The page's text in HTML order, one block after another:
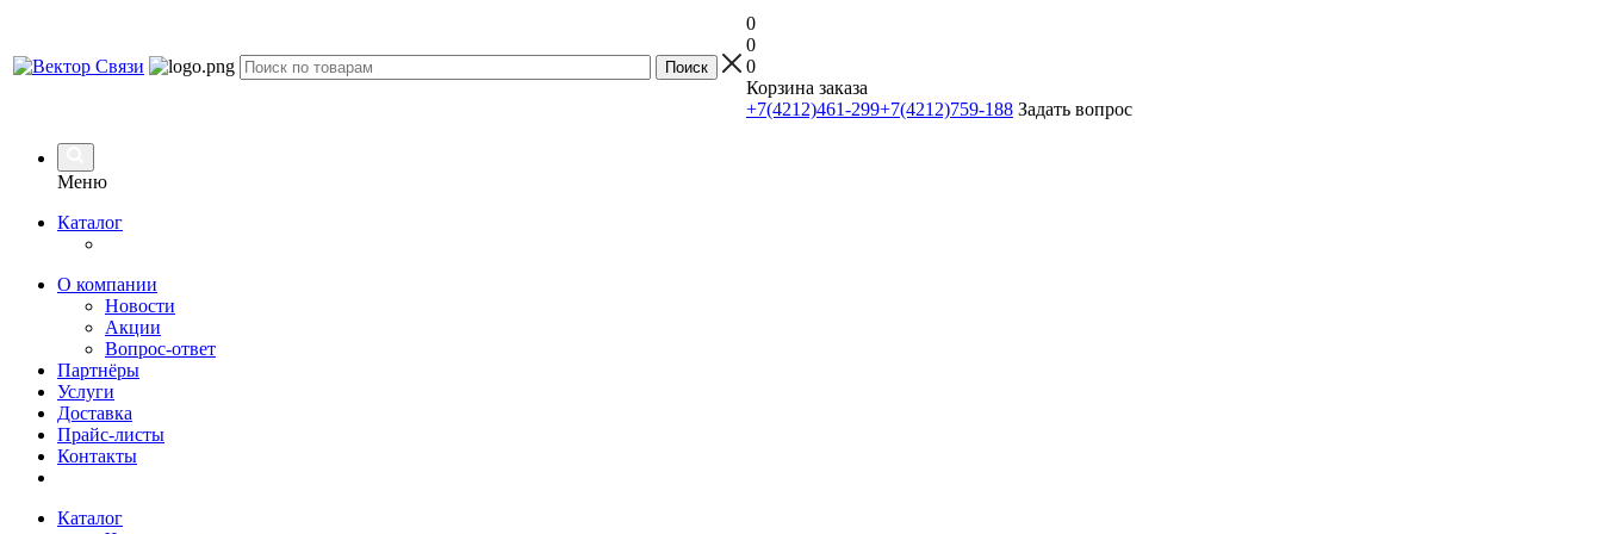
0
0
0
Корзина заказа
+7(4212)461-299+7(4212)759-188 Задать вопрос
Меню
Каталог
О компании
Новости
Акции
Вопрос-ответ
Партнёры
Услуги
Доставка
Прайс-листы
Контакты
Каталог